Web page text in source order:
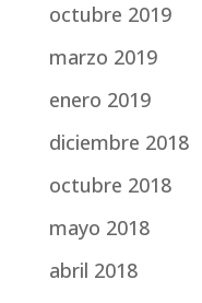
octubre 2019
marzo 2019
enero 2019
diciembre 2018
octubre 2018
mayo 2018
abril 2018